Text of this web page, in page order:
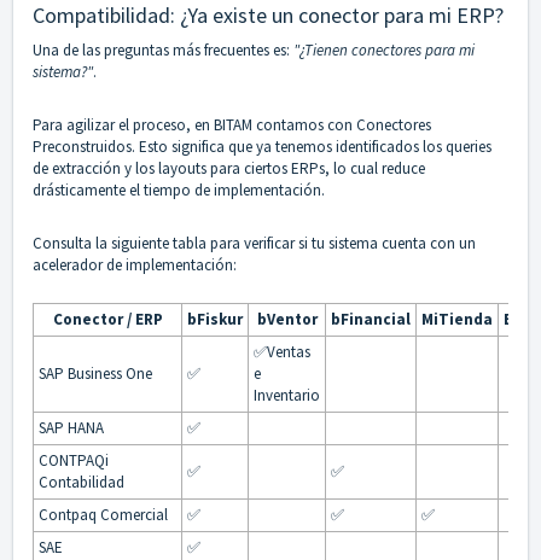
Compatibilidad: ¿Ya existe un conector para mi ERP?
Una de las preguntas más frecuentes es: "¿Tienen conectores para mi
sistema?".
Para agilizar el proceso, en BITAM contamos con Conectores
Preconstruidos. Esto significa que ya tenemos identificados los queries
de extracción y los layouts para ciertos ERPs, lo cual reduce
drásticamente el tiempo de implementación.
Consulta la siguiente tabla para verificar si tu sistema cuenta con un
acelerador de implementación:
Conector / ERP bFiskur bVentor bFinancial MiTienda
SAP Business One ✅
✅Ventas
e
Inventario
SAP HANA
✅
CONTPAQi
Contabilidad
✅ ✅
Contpaq Comercial ✅ ✅
✅
SAE
✅